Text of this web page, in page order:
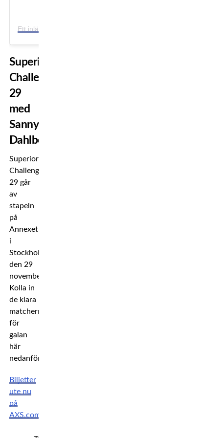
Superior
Challenge
29
med
Sanny
Dahlbeck
Superior
Challenge
29 går
av
stapeln
på
Annexet
i
Stockholm
den 29
november.
Kolla in
de klara
matcherna
för
galan
här
nedanför!*
Biljetter
ute nu
på
AXS.com!